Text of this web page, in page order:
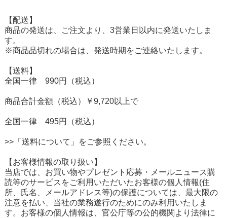
【配送】
商品の発送は、ご注文より、3営業日以内に発送いたしま
す。
※商品品切れの場合は、発送時期をご連絡いたします。
【送料】
全国一律 990円（税込）
商品合計金額（税込）￥9,720以上で
全国一律 495円（税込）
>>「送料について」をご参照ください。
【お客様情報の取り扱い】
当店では、お買い物やプレゼント応募・メールニュース購
読等のサービスをご利用いただいたお客様の個人情報(住
所、氏名、メールアドレス等)の保護については、最大限の
注意を払い、当社の業務遂行のためにのみ利用いたしま
す。お客様の個人情報は、官公庁等の公的機関より法律に